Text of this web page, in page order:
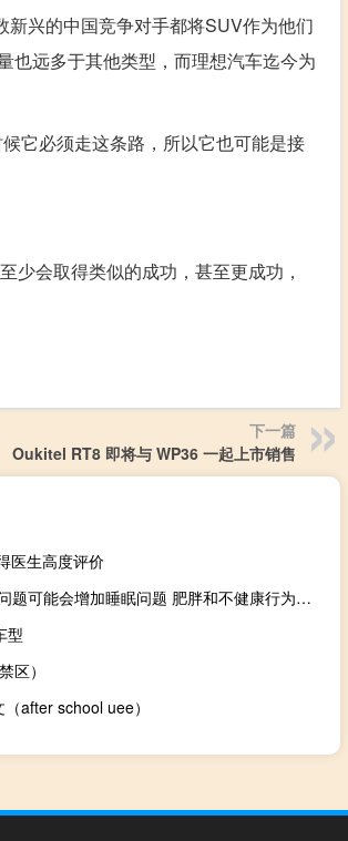
兴的中国竞争对手都将SUV作为他们
远多于其他类型，而理想汽车迄今为
它必须走这条路，所以它也可能是接
少会取得类似的成功，甚至更成功，
下一篇
Oukitel RT8 即将与 WP36 一起上市销售
医生高度评价
拉丁裔中学生的心理健康问题可能会增加睡眠问题 肥胖和不健康行为的风险
型
区）
after school uee）